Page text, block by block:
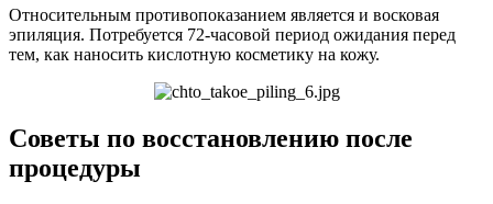
Относительным противопоказанием является и восковая
эпиляция. Потребуется 72-часовой период ожидания перед
тем, как наносить кислотную косметику на кожу.
Советы по восстановлению после
процедуры